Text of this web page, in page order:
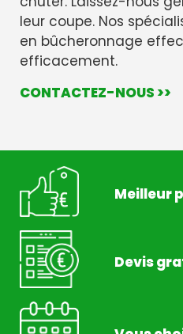
leur coupe. Nos
en bûcheronnage
efficacement.
CONTACTEZ-NOUS >>
Meilleur
Devis